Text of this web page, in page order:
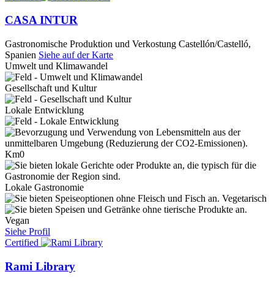
CASA INTUR
Gastronomische Produktion und Verkostung Castellón/Castelló,
Spanien Siehe auf der Karte
Umwelt und Klimawandel
Gesellschaft und Kultur
Lokale Entwicklung
Km0
Lokale Gastronomie
Vegetarisch
Vegan
Siehe Profil
Certified
Rami Library